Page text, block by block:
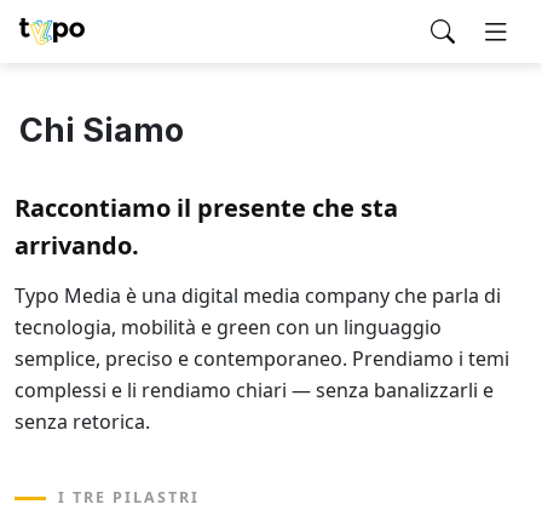
Chi Siamo
Raccontiamo il presente che sta
arrivando.
Typo Media è una digital media company che parla di
tecnologia, mobilità e green con un linguaggio
semplice, preciso e contemporaneo. Prendiamo i temi
complessi e li rendiamo chiari — senza banalizzarli e
senza retorica.
I TRE PILASTRI